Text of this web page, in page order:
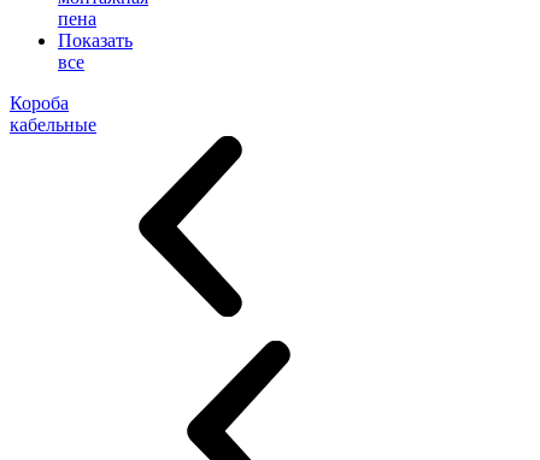
пена
Показать
все
Короба
кабельные